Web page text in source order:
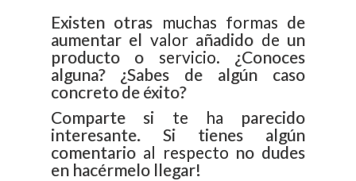
Existen otras muchas formas de
aumentar el valor añadido de un
producto o servicio. ¿Conoces
alguna? ¿Sabes de algún caso
concreto de éxito?
Comparte si te ha parecido
interesante. Si tienes algún
comentario al respecto no dudes
en hacérmelo llegar!